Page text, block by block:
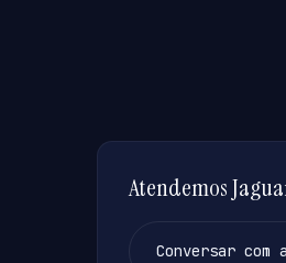
Atendemos
Conversar com